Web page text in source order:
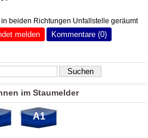
beiden Richtungen Unfallstelle geräumt
melden Kommentare (0)
im Staumelder
A1